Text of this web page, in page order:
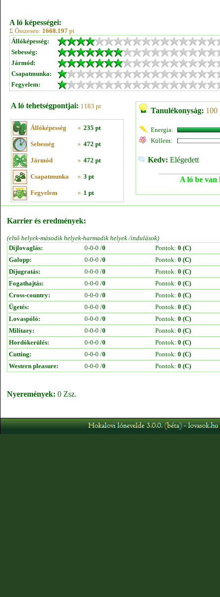
A ló képességei:
Σ Összesen: 1668.197 pt
Állóképesség:
Sebesség:
Jármód:
Csapatmunka:
Fegyelem:
A ló tehetségpontjai: 1183 pt
Állóképesség » 235 pt
Sebesség » 472 pt
Jármód » 472 pt
Csapatmunka » 3 pt
Fegyelem » 1 pt
Tanulékonyság: 100
Energia:
Küllem:
Kedv: Elégedett
A ló be van
Karrier és eredmények:
(első helyek-második helyek-harmadik helyek /indulások)
Díjlovaglás:
0-0-0 /0 Pontok: 0 (C)
Galopp:
0-0-0 /0 Pontok: 0 (C)
Díjugratás:
0-0-0 /0 Pontok: 0 (C)
Fogathajtás:
0-0-0 /0 Pontok: 0 (C)
Cross-country:
0-0-0 /0 Pontok: 0 (C)
Ügetés:
0-0-0 /0 Pontok: 0 (C)
Lovaspóló:
0-0-0 /0 Pontok: 0 (C)
Military:
0-0-0 /0 Pontok: 0 (C)
Hordókerülés:
0-0-0 /0 Pontok: 0 (C)
Cutting:
0-0-0 /0 Pontok: 0 (C)
Western pleasure:
0-0-0 /0 Pontok: 0 (C)
Nyeremények: 0 Zsz.